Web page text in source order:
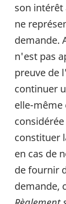
son intérêt
ne
demande.
n'est pas
preuve de
continuer
elle-
constituer
en cas de
de fournir
demande,